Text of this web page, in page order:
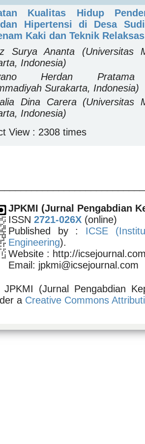
Kualitas Hidup
Hipertensi di Desa
Kaki dan Teknik
Surya Ananta (Universitas
Indonesia)
Herdan
Surakarta, Indonesia)
Dina Carera (Universitas
Indonesia)
View : 2308 times
JPKMI (Jurnal Pengabdian
ISSN 2721-026X (online)
Published by : ICSE (
Engineering).
Website : http://
Email: jpkmi@icsejournal.com
JPKMI (Jurnal Pengabdian
a Creative Commons